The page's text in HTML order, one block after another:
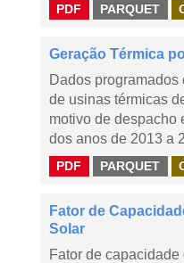
PDF PARQUET
Geração Térmica
Dados
de usinas térmicas
motivo de despacho
dos anos de 2013 a
PDF PARQUET
Fator de
Solar
Fator de